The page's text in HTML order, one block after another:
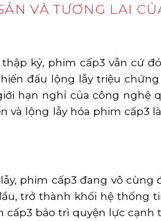
VÀ TƯƠNG LAI
kỷ, phim cấp3 vẫn cứ
đấu lộng lẫy triệu
hạn nghỉ của công
và lộng lẫy hóa phim cấp3
phim cấp3 đang vô cùng
trở thành khối hệ thống
bảo trì quyện lực